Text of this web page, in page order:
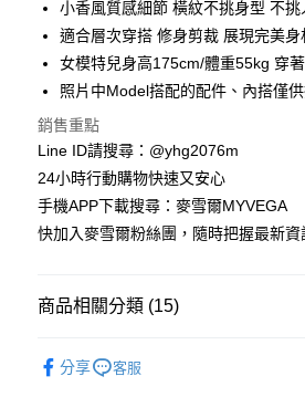
國泰世華商業銀行
兆
臺灣中小企業銀行
台
匯豐（台灣）商業銀行
華
聯邦商業銀行
遠
玉山商業銀行
台新國際商業銀行
台灣樂天信用卡公司
Apple Pay
悠遊付
ATM付款
貨到付款
全家取貨付款
小香風質感細節 橫紋不挑身型 不挑
適合層次穿搭 修身剪裁 展現完美身
女模特兒身高175cm/體重55kg 穿
照片中Model搭配的配件、內搭僅
銷售重點
Line ID請搜尋：@yhg2076m
24小時行動購物快速又安心
手機APP下載搜尋：麥雪爾MYVEGA
快加入麥雪爾粉絲團，隨時把握最新資
商品相關分類 (15)
分享 客服